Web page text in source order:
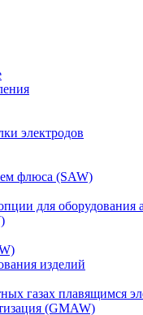
электродов
флюса (SAW)
для оборудования
изделий
газах плавящимся
(GMAW)